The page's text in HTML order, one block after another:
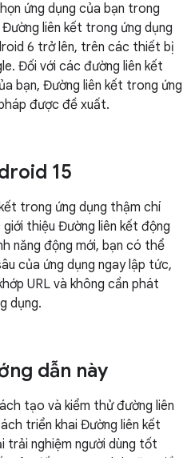
ứng dụng của bạn trong
liên kết trong ứng dụng
6 trở lên, trên các thiết bị
Đối với các đường liên kết
bạn, Đường liên kết trong ứng
được đề xuất.
15
trong ứng dụng thậm chí
thiệu Đường liên kết động
năng động mới, bạn có thể
của ứng dụng ngay lập tức,
URL và không cần phát
dụng.
dẫn này
tạo và kiểm thử đường liên
triển khai Đường liên kết
trải nghiệm người dùng tốt